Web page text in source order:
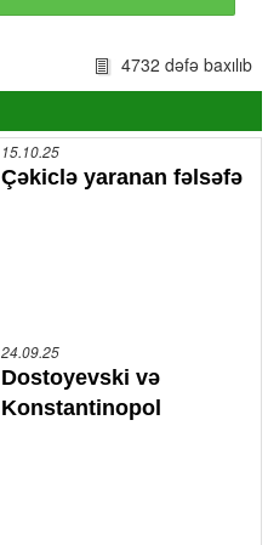
4732 dəfə baxılıb
15.10.25
Çəkiclə yaranan fəlsəfə
24.09.25
Dostoyevski və
Konstantinopol